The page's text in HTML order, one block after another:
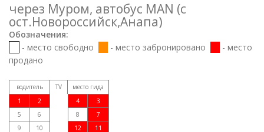
через Муром, автобус МАN (с
ост.Новороссийск,Анапа)
Обозначения:
- место свободно
- место забронировано
- место
продано
водитель TV
место гида
1
2
5
6
9
10
4
3
8
7
12
11